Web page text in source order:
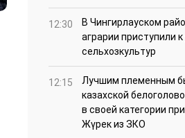
12:30
В Чингирлауском
аграрии приступили к
сельхозкультур
12:15
Лучшим племенным
казахской
в своей категории
Жүрек из ЗКО